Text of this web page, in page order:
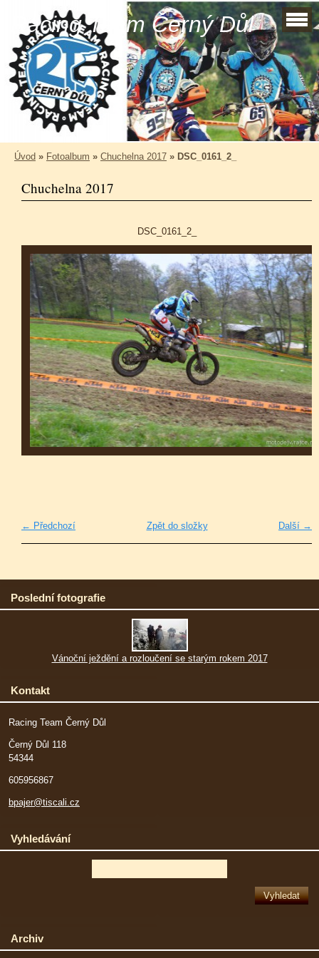
Racing Team Černý Důl
Úvod » Fotoalbum » Chuchelna 2017 » DSC_0161_2_
Chuchelna 2017
DSC_0161_2_
← Předchozí Další →
Zpět do složky
Poslední fotografie
Vánoční ježdění a rozloučení se starým rokem 2017
Kontakt
Racing Team Černý Důl
Černý Důl 118
54344
605956867
bpajer@tiscali.cz
Vyhledávání
Archiv